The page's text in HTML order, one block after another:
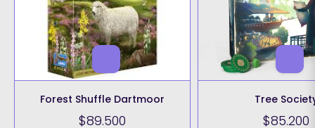
Forest Shuffle Dartmoor
$89.500
Tree
$85.200